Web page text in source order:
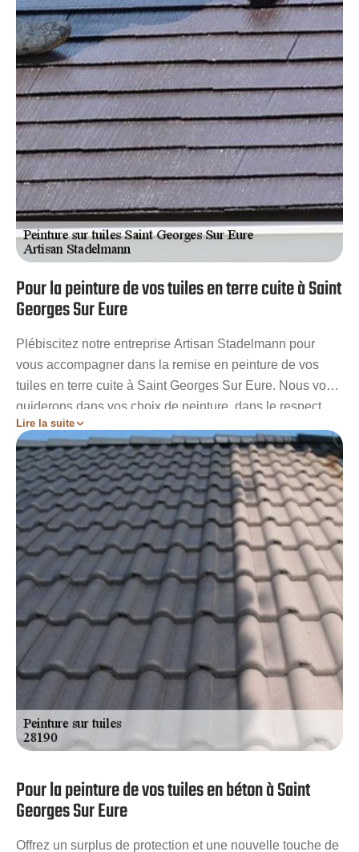
est aussi démuni de tout engagement de votre part. Avec
ce document estimatif, vous avez l’opportunité de bien
préparer votre projet.
Pour la peinture de vos tuiles en terre cuite à Saint
Georges Sur Eure
Plébiscitez notre entreprise Artisan Stadelmann pour
vous accompagner dans la remise en peinture de vos
tuiles en terre cuite à Saint Georges Sur Eure. Nous vous
guiderons dans vos choix de peinture, dans le respect
des normes en vigueur, de votre budget et de l’ambiance
que vous voulez créer. Nous prenons en main toutes les
étapes des travaux, de la préparation à la remise en
peinture complète de vos tuiles en terre cuite à Saint
Georges Sur Eure. Avec nous, vos revêtements
gagneront en longévité, esthétique et en performance.
Travaux rapides et assurés, équipe professionnelle, prix
pas chers.
Lire la suite
Pour la peinture de vos tuiles en béton à Saint
Georges Sur Eure
Offrez un surplus de protection et une nouvelle touche de